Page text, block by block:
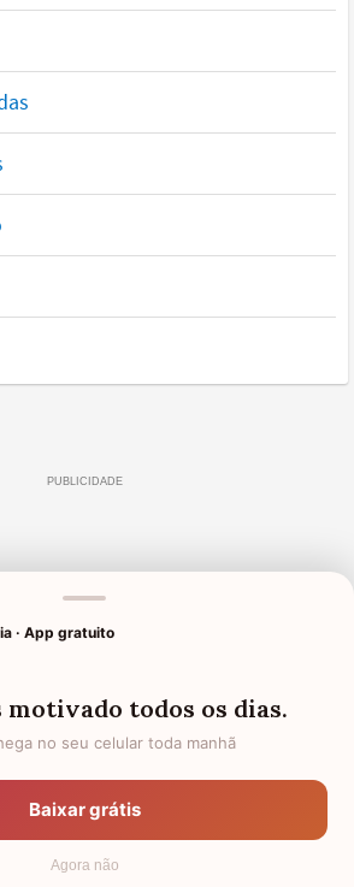
· App gratuito
motivado todos os dias.
no seu celular toda manhã
Baixar grátis
Agora não